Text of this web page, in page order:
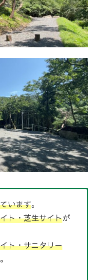
います。
ト・芝生サイトが
ト・サニタリー